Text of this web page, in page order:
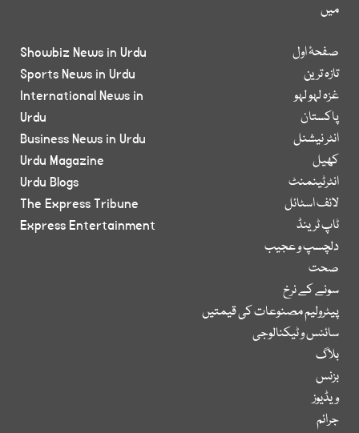
میں
صفحۂ اول
تازہ ترین
غزہ لہو لہو
پاکستان
انٹر نیشنل
کھیل
انٹرٹینمنٹ
لائف اسٹائل
ٹاپ ٹرینڈ
دلچسپ و عجیب
صحت
سونے کے نرخ
پیٹرولیم مصنوعات کی قیمتیں
سائنس و ٹیکنالوجی
بلاگ
بزنس
ویڈیوز
جرائم
Showbiz News in Urdu
Sports News in Urdu
International News in
Urdu
Business News in Urdu
Urdu Magazine
Urdu Blogs
The Express Tribune
Express Entertainment